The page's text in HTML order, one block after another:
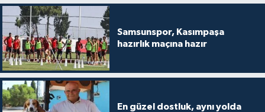
Samsunspor, Kasımpaşa
hazırlık maçına hazır
En güzel dostluk, aynı yolda